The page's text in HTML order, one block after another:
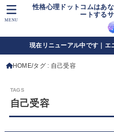
性格心理ドットコムはあ
ートする
MENU
現在リニューアル中です｜エ
HOME タグ : 自己受容
自己受容